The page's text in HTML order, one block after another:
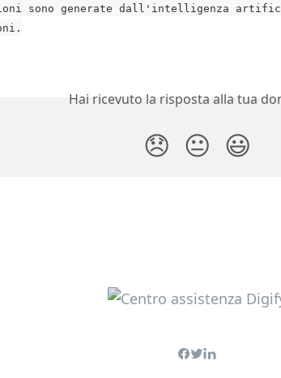
sono generate dall'intelligenza
Hai ricevuto la risposta alla tua
😞 😐 😃